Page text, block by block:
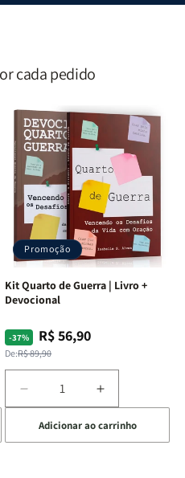
cada pedido
Promoção
Kit Quarto de Guerra | Livro +
Devocional
-37%
Preço
normal
De:R$ 89,90
Preço
promocional
R$ 56,90
Diminuir
a
quantidade
de
Aumentar
a
quantidade
de
Adicionar ao carrinho